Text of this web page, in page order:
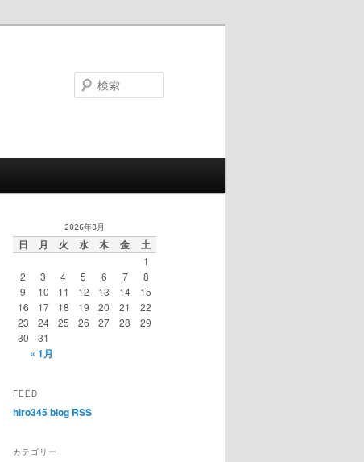
2026年8月
日 月 火 水 木 金 土
1
2
3 4 5 6 7
8
9
10 11 12 13 14
15
16
17 18 19 20 21
22
23
24 25 26 27 28
29
30
31
« 1月
FEED
hiro345 blog RSS
カテゴリー